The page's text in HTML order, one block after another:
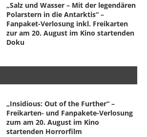
„Salz und Wasser – Mit der legendären
Polarstern in die Antarktis“ –
Fanpaket-Verlosung inkl. Freikarten
zur am 20. August im Kino startenden
Doku
„Insidious: Out of the Further“ –
Freikarten- und Fanpakete-Verlosung
zum am 20. August im Kino
startenden Horrorfilm